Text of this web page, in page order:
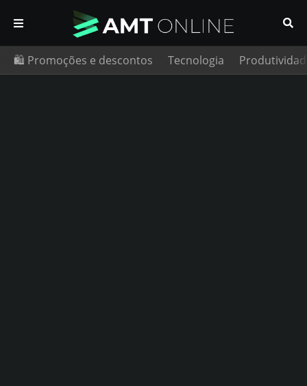
🛍️ Promoções e descontos Tecnologia